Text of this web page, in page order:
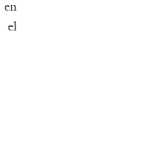
en
el